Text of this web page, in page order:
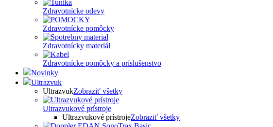
Zdravotnícke odevy
Zdravotnícke pomôcky
Zdravotnícky materiál
Zdravotnícke pomôcky a príslušenstvo
Novinky
Ultrazvuk
UltrazvukZobraziť všetky
Ultrazvukové prístroje
Ultrazvukové prístrojeZobraziť všetky